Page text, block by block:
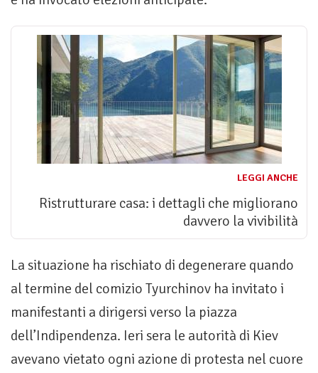
LEGGI ANCHE
Ristrutturare casa: i dettagli che migliorano
davvero la vivibilità
La situazione ha rischiato di degenerare quando
al termine del comizio Tyurchinov ha invitato i
manifestanti a dirigersi verso la piazza
dell’Indipendenza. Ieri sera le autorità di Kiev
avevano vietato ogni azione di protesta nel cuore